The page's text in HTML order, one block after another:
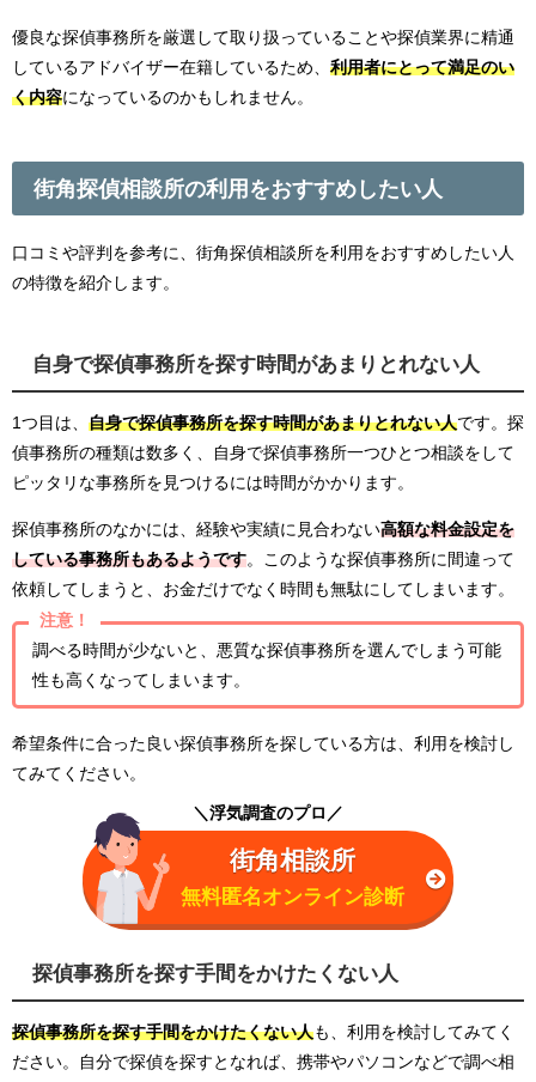
優良な探偵事務所を厳選して取り扱っていることや探偵業界に精通
しているアドバイザー在籍しているため、 利用者にとって満足のい
く内容になっているのかもしれません。
街角探偵相談所の利用をおすすめしたい人
口コミや評判を参考に、街角探偵相談所を利用をおすすめしたい人
の特徴を紹介します。
自身で探偵事務所を探す時間があまりとれない人
1つ目は、 自身で探偵事務所を探す時間があまりとれない人です。探
偵事務所の種類は数多く、自身で探偵事務所一つひとつ相談をして
ピッタリな事務所を見つけるには時間がかかります。
探偵事務所のなかには、経験や実績に見合わない高額な料金設定を
している事務所もあるようです。このような探偵事務所に間違って
依頼してしまうと、お金だけでなく時間も無駄にしてしまいます。
注意！
調べる時間が少ないと、悪質な探偵事務所を選んでしまう可能
性も高くなってしまいます。
希望条件に合った良い探偵事務所を探している方は、利用を検討し
てみてください。
＼浮気調査のプロ／
街角相談所
無料匿名オンライン診断
探偵事務所を探す手間をかけたくない人
探偵事務所を探す手間をかけたくない人も、利用を検討してみてく
ださい。自分で探偵を探すとなれば、携帯やパソコンなどで調べ相